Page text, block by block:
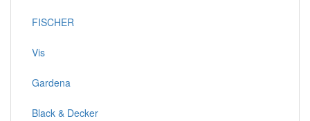
FISCHER
Vis
Gardena
Black & Decker